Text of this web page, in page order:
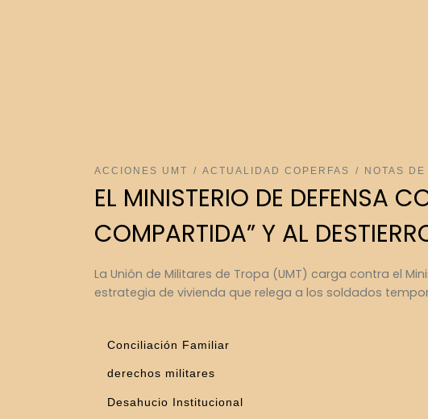
ACCIONES UMT ACTUALIDAD COPERFAS NOTAS
EL MINISTERIO DE DEFENSA
COMPARTIDA” Y AL
La Unión de Militares de Tropa (UMT) carga contra el
estrategia de vivienda que relega a los soldados
Conciliación Familiar
derechos militares
Desahucio Institucional